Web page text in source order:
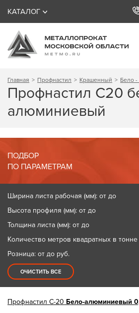
КАТАЛОГ
Главная Профнастил Крашенный Бело
Профнастил С20
алюминиевый
ПОДБОР
ПО ПАРАМЕТРАМ
Ширина листа рабочая (мм): от до
Высота профиля (мм): от до
Толщина листа (мм): от до
Количество метров квадратных в тонне
Розница: от до руб.
ОЧИСТИТЬ ВСЕ
Профнастил С-20 Бело-алюминиевый